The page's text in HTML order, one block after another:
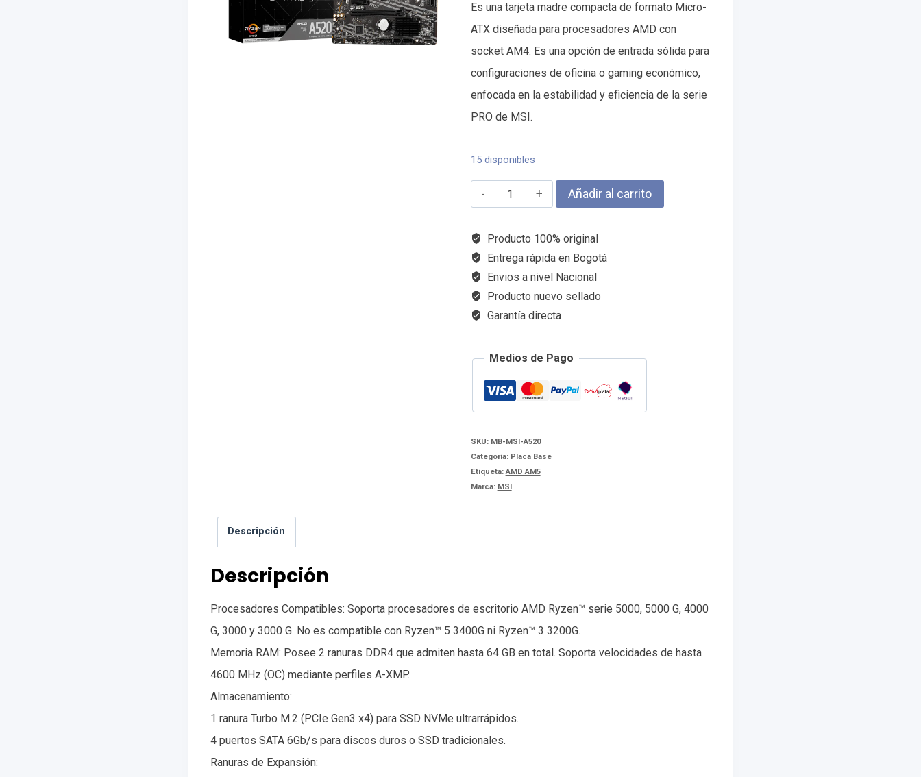
Es una tarjeta madre compacta de formato Micro-
ATX diseñada para procesadores AMD con
socket AM4. Es una opción de entrada sólida para
configuraciones de oficina o gaming económico,
enfocada en la estabilidad y eficiencia de la serie
PRO de MSI.
15 disponibles
MSI
A
PRO
AM4
DDR4
RYZEN
Añadir al carrito
Producto 100% original
Entrega rápida en Bogotá
Envios a nivel Nacional
Producto nuevo sellado
Garantía directa
Medios de Pago
SKU: MB-MSI-A520
Categoría: Placa Base
Etiqueta:AMD AM5
Marca: MSI
Descripción
Descripción
Procesadores Compatibles: Soporta procesadores de escritorio AMD Ryzen™ serie 5000, 5000 G, 4000
G, 3000 y 3000 G. No es compatible con Ryzen™ 5 3400G ni Ryzen™ 3 3200G.
Memoria RAM: Posee 2 ranuras DDR4 que admiten hasta 64 GB en total. Soporta velocidades de hasta
4600 MHz (OC) mediante perfiles A-XMP.
Almacenamiento:
1 ranura Turbo M.2 (PCIe Gen3 x4) para SSD NVMe ultrarrápidos.
4 puertos SATA 6Gb/s para discos duros o SSD tradicionales.
Ranuras de Expansión: